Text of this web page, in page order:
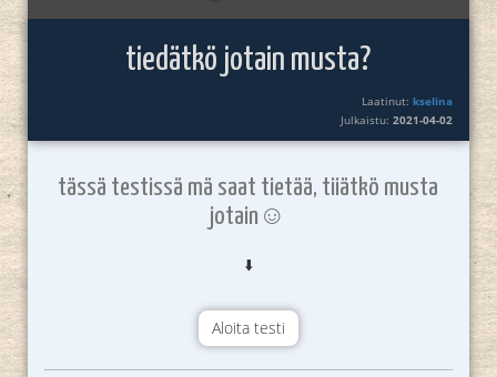
tiedätkö jotain musta?
Laatinut:kselina
Julkaistu:2021-04-02
tässä testissä mä saat tietää, tiiätkö musta
jotain☺️
⬇️
Aloita testi